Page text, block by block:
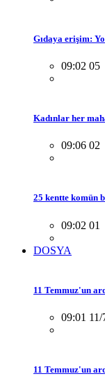
Gıdaya erişim:
09:02 05
Kadınlar her
09:06 02
25 kentte komün
09:02 01
DOSYA
11 Temmuz'un
09:01 11/
11 Temmuz'un